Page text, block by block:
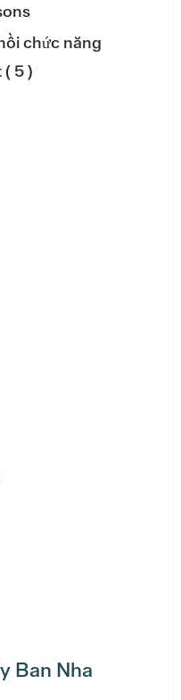
chức năng
( 5 )
Ban Nha